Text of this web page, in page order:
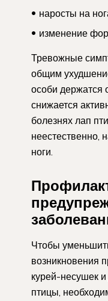
наросты на
изменение
Тревожные
общим
особи держатся
снижается
болезнях лап
неестественно,
ноги.
Чтобы
возникновения
курей-несушек
птицы,